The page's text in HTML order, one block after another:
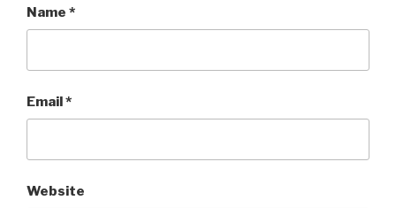
Name *
Email*
Website